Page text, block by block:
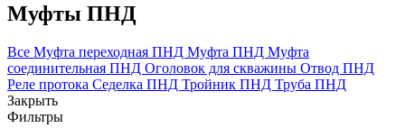
Муфты ПНД
Все Муфта переходная ПНД Муфта ПНД Муфта
соединительная ПНД Оголовок для скважины Отвод ПНД
Реле протока Седелка ПНД Тройник ПНД Труба ПНД
Закрыть
Фильтры